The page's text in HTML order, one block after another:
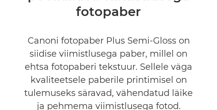
fotopaber
Canoni fotopaber Plus Semi-Gloss on
siidise viimistlusega paber, millel on
ehtsa fotopaberi tekstuur. Sellele väga
kvaliteetsele paberile printimisel on
tulemuseks säravad, vähendatud läike
ja pehmema viimistlusega fotod.